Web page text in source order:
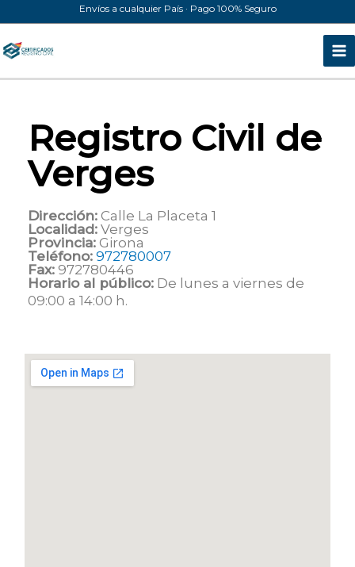
al
contenido
Envíos a cualquier País · Pago 100% Seguro
Registro Civil de
Verges
Dirección: Calle La Placeta 1
Localidad: Verges
Provincia: Girona
Teléfono: 972780007
Fax: 972780446
Horario al público: De lunes a viernes de
09:00 a 14:00 h.